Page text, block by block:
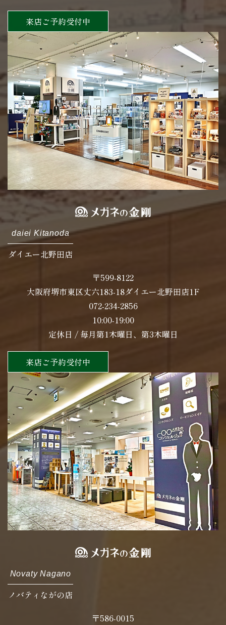
来店ご予約受付中
daiei Kitanoda
ダイエー北野田店
〒599-8122
大阪府堺市東区丈六183-18ダイエー北野田店1F
072-234-2856
10:00-19:00
定休日 / 毎月第1木曜日、第3木曜日
来店ご予約受付中
Novaty Nagano
ノバティながの店
〒586-0015